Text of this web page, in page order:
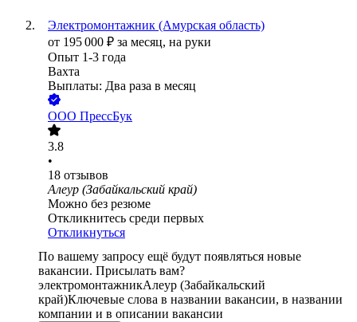
Электромонтажник (Амурская область)
от 195 000 ₽ за месяц, на руки
Опыт 1-3 года
Вахта
Выплаты: Два раза в месяц
ООО ПрессБук
3.8
•
18 отзывов
Алеур (Забайкальский край)
Можно без резюме
Откликнитесь среди первых
Откликнуться
По вашему запросу ещё будут появляться новые
вакансии. Присылать вам?
электромонтажникАлеур (Забайкальский
край)Ключевые слова в названии вакансии, в названии
компании и в описании вакансии